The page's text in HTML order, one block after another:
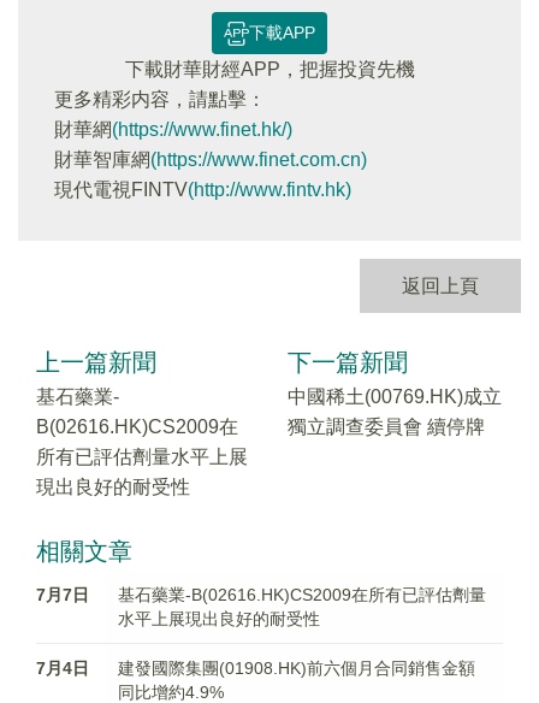
下載APP
下載財華財經APP，把握投資先機
更多精彩内容，請點擊：
財華網(https://www.finet.hk/)
財華智庫網(https://www.finet.com.cn)
現代電視FINTV(http://www.fintv.hk)
返回上頁
上一篇新聞
基石藥業-
B(02616.HK)CS2009在
所有已評估劑量水平上展
現出良好的耐受性
下一篇新聞
中國稀土(00769.HK)成立
獨立調查委員會 續停牌
相關文章
7月7日
基石藥業-B(02616.HK)CS2009在所有已評估劑量
水平上展現出良好的耐受性
7月4日
建發國際集團(01908.HK)前六個月合同銷售金額
同比增約4.9%